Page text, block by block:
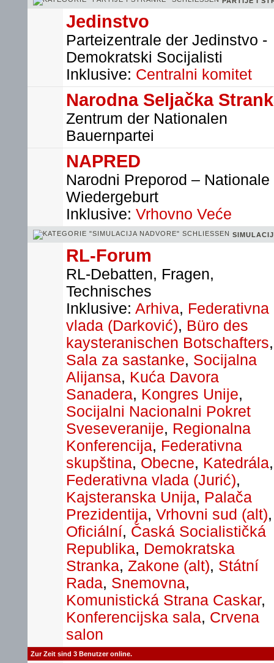
Jedinstvo
Parteizentrale der Jedinstvo -
Demokratski Socijalisti
Inklusive: Centralni komitet
Narodna Seljačka
Zentrum der Nationalen
Bauernpartei
NAPRED
Narodni Preporod – Nationale
Wiedergeburt
Inklusive: Vrhovno Veće
RL-Forum
RL-Debatten, Fragen,
Technisches
Inklusive: Arhiva, Federativna
vlada (Darković), Büro des
kaysteranischen Botschafters,
Sala za sastanke, Socijalna
Alijansa, Kuća Davora
Sanadera, Kongres Unije,
Socijalni Nacionalni Pokret
Sveseveranije, Regionalna
Konferencija, Federativna
skupština, Obecne, Katedrála,
Federativna vlada (Jurić),
Kajsteranska Unija, Palača
Prezidentija, Vrhovni sud (alt),
Oficiální, Časká Socialističká
Republika, Demokratska
Stranka, Zakone (alt), Státní
Rada, Snemovna,
Komunistická Strana Caskar,
Konferencijska sala, Crvena
salon
Zur Zeit sind 3 Benutzer online.